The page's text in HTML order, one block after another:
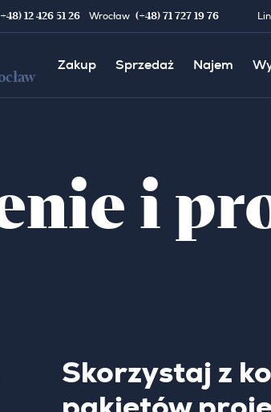
12 426 51 26 Wrocław (+48) 71 727 19 76
Zakup Sprzedaż Najem
i
Skorzystaj z